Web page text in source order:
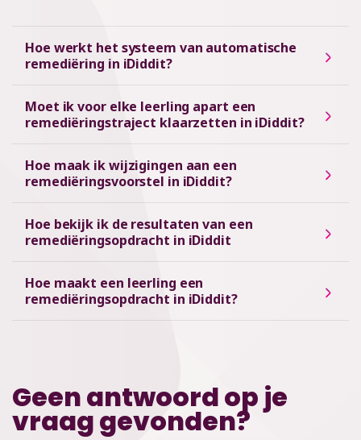
Hoe werkt het systeem van automatische
remediëring in iDiddit?
Moet ik voor elke leerling apart een
remediëringstraject klaarzetten in iDiddit?
Hoe maak ik wijzigingen aan een
remediëringsvoorstel in iDiddit?
Hoe bekijk ik de resultaten van een
remediëringsopdracht in iDiddit
Hoe maakt een leerling een
remediëringsopdracht in iDiddit?
Geen antwoord op je
vraag gevonden?